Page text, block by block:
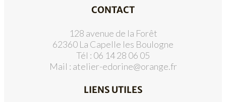
CONTACT
128 avenue de la Forêt
62360 La Capelle les Boulogne
Tél : 06 14 28 06 05
Mail : atelier-edorine@orange.fr
LIENS UTILES